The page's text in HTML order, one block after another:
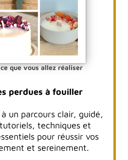
que vous allez réaliser
perdues à fouiller
un parcours clair, guidé,
techniques et
pour réussir vos
et sereinement.